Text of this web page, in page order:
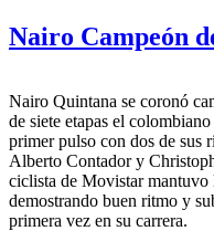
Nairo Campeón
Nairo Quintana se coronó
de siete etapas el
primer pulso con dos de sus
Alberto Contador y
ciclista de Movistar mantuvo
demostrando buen ritmo y
primera vez en su carrera.